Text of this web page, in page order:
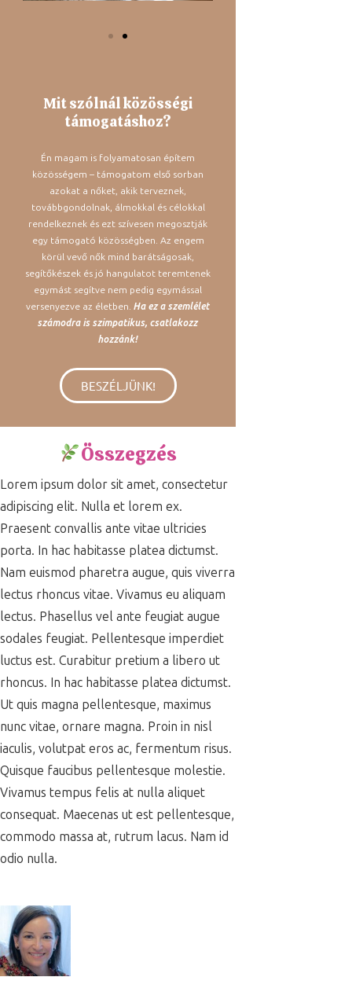
Mit szólnál közösségi
támogatáshoz?
Én magam is folyamatosan építem
közösségem – támogatom első sorban
azokat a nőket, akik terveznek,
továbbgondolnak, álmokkal és célokkal
rendelkeznek és ezt szívesen megosztják
egy támogató közösségben. Az engem
körül vevő nők mind barátságosak,
segítőkészek és jó hangulatot teremtenek
egymást segítve nem pedig egymással
versenyezve az életben. Ha ez a szemlélet
számodra is szimpatikus, csatlakozz
hozzánk!
BESZÉLJÜNK!
Összegzés
Lorem ipsum dolor sit amet, consectetur
adipiscing elit. Nulla et lorem ex.
Praesent convallis ante vitae ultricies
porta. In hac habitasse platea dictumst.
Nam euismod pharetra augue, quis viverra
lectus rhoncus vitae. Vivamus eu aliquam
lectus. Phasellus vel ante feugiat augue
sodales feugiat. Pellentesque imperdiet
luctus est. Curabitur pretium a libero ut
rhoncus. In hac habitasse platea dictumst.
Ut quis magna pellentesque, maximus
nunc vitae, ornare magna. Proin in nisl
iaculis, volutpat eros ac, fermentum risus.
Quisque faucibus pellentesque molestie.
Vivamus tempus felis at nulla aliquet
consequat. Maecenas ut est pellentesque,
commodo massa at, rutrum lacus. Nam id
odio nulla.